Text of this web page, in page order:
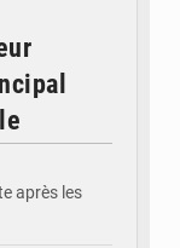
après les